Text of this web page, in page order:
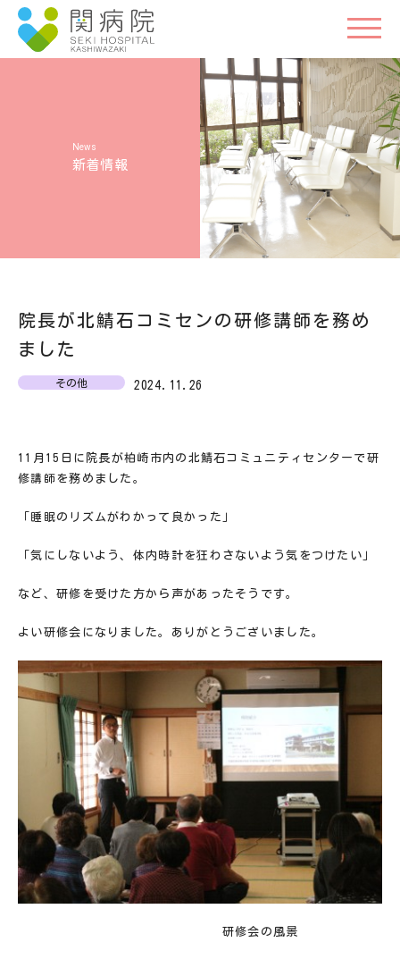
新着情報
院長が北鯖石コミセンの研修講師を務め
ました
その他 2024.11.26
11月15日に 院長が柏崎市内の北鯖石コミュニティセンターで研
修講師を務めました。
「睡眠のリズムがわかって良かった」
「気にしないよう、体内時計を狂わさないよう気をつけたい」
など、研修を受けた方から声があったそうです。
よい研修会になりました。ありがとうございました。
研修会の風景